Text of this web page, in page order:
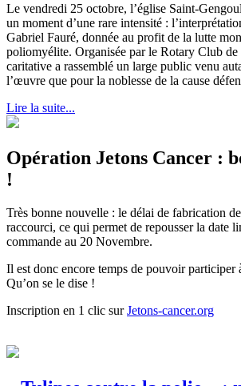
Le vendredi 25 octobre, l’église Saint-
un moment d’une rare intensité :
Gabriel Fauré, donnée au profit de la lutte
poliomyélite. Organisée par le Rotary Club de
caritative a rassemblé un large public venu
l’œuvre que pour la noblesse de la cause
Lire la suite...
Opération Jetons Cancer :
!
Très bonne nouvelle : le délai de fabrication
raccourci, ce qui permet de repousser la date
commande au 20 Novembre.
Il est donc encore temps de pouvoir participer
Qu’on se le dise !
Inscription en 1 clic surJetons-cancer.org